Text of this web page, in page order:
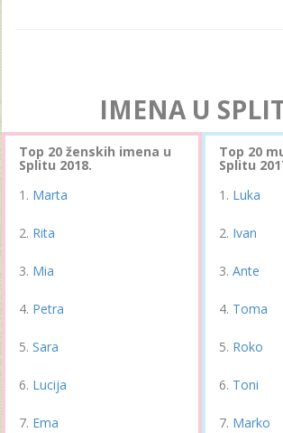
IMENA U
Top 20 ženskih imena u
Splitu 2018.
Marta
Rita
Mia
Petra
Sara
Lucija
Ema
Top 20
Splitu
Luka
Ivan
Ante
Toma
Roko
Toni
Marko